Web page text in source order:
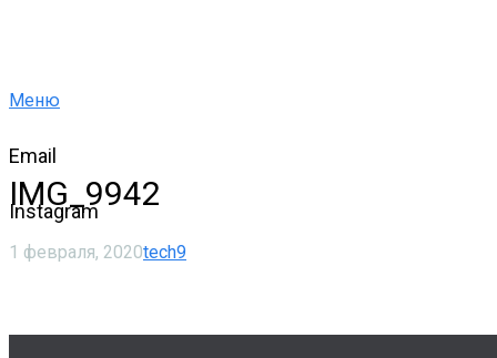
Меню
Email
Instagram
IMG_9942
1 февраля, 2020tech9